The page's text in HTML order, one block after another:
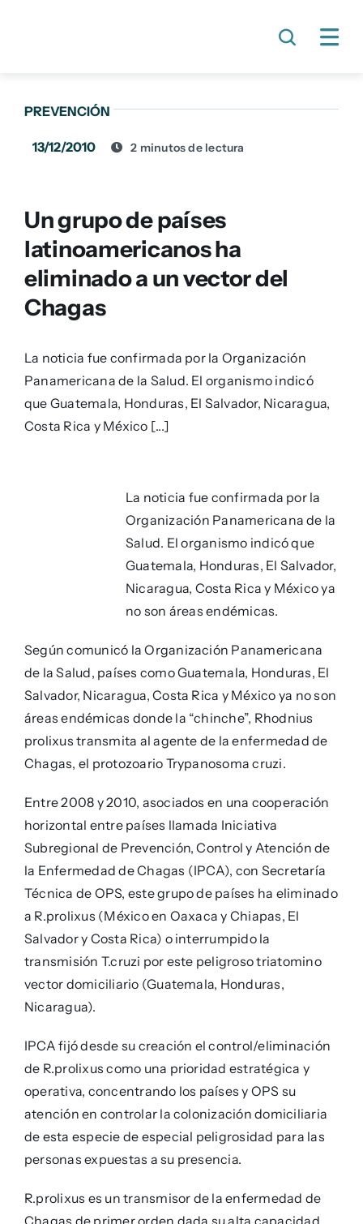
PREVENCIÓN
13/12/2010 2 minutos de lectura
Un grupo de países
latinoamericanos ha
eliminado a un vector del
Chagas
La noticia fue confirmada por la Organización
Panamericana de la Salud. El organismo indicó
que Guatemala, Honduras, El Salvador, Nicaragua,
Costa Rica y México [...]
La noticia fue confirmada por la
Organización Panamericana de la
Salud. El organismo indicó que
Guatemala, Honduras, El Salvador,
Nicaragua, Costa Rica y México ya
no son áreas endémicas.
Según comunicó la Organización Panamericana
de la Salud, países como Guatemala, Honduras, El
Salvador, Nicaragua, Costa Rica y México ya no son
áreas endémicas donde la “chinche”, Rhodnius
prolixus transmita al agente de la enfermedad de
Chagas, el protozoario Trypanosoma cruzi.
Entre 2008 y 2010, asociados en una cooperación
horizontal entre países llamada Iniciativa
Subregional de Prevención, Control y Atención de
la Enfermedad de Chagas (IPCA), con Secretaría
Técnica de OPS, este grupo de países ha eliminado
a R.prolixus (México en Oaxaca y Chiapas, El
Salvador y Costa Rica) o interrumpido la
transmisión T.cruzi por este peligroso triatomino
vector domiciliario (Guatemala, Honduras,
Nicaragua).
IPCA fijó desde su creación el control/eliminación
de R.prolixus como una prioridad estratégica y
operativa, concentrando los países y OPS su
atención en controlar la colonización domiciliaria
de esta especie de especial peligrosidad para las
personas expuestas a su presencia.
R.prolixus es un transmisor de la enfermedad de